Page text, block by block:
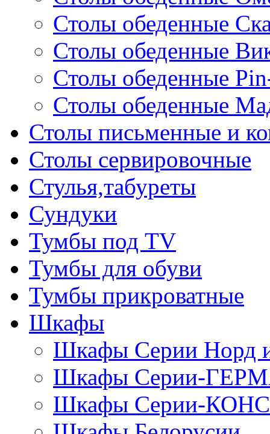
Столы обеденные
Столы обеденные
Столы обеденные
Столы обеденные
Столы письменные и
Столы сервировочные
Стулья,табуреты
Сундуки
Тумбы под TV
Тумбы для обуви
Тумбы прикроватные
Шкафы
Шкафы Серии
Шкафы Серии-
Шкафы Серии-